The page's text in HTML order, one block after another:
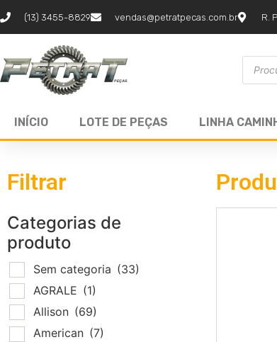
(13) 3455-8829 vendas@petratpecas.com.br R.
INÍCIO LOTE DE PEÇAS LINHA
Filtrar
Categorias de
produto
Sem categoria (33)
AGRALE (1)
Allison (69)
American (7)